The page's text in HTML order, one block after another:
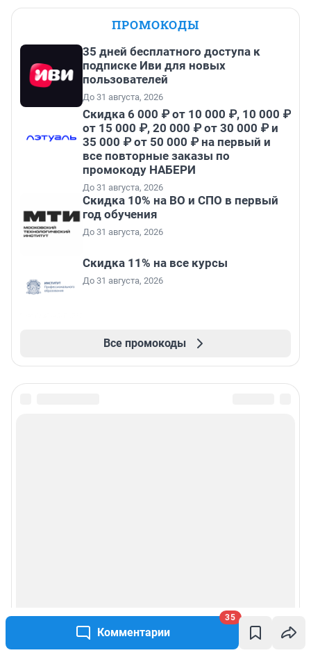
Комментарии
35
ПРОМОКОДЫ
35 дней бесплатного доступа к
подписке Иви для новых
пользователей
До 31 августа, 2026
Скидка 6 000 ₽ от 10 000 ₽, 10 000 ₽
от 15 000 ₽, 20 000 ₽ от 30 000 ₽ и
35 000 ₽ от 50 000 ₽ на первый и
все повторные заказы по
промокоду НАБЕРИ
До 31 августа, 2026
Скидка 10% на ВО и СПО в первый
год обучения
До 31 августа, 2026
Скидка 11% на все курсы
До 31 августа, 2026
Все промокоды